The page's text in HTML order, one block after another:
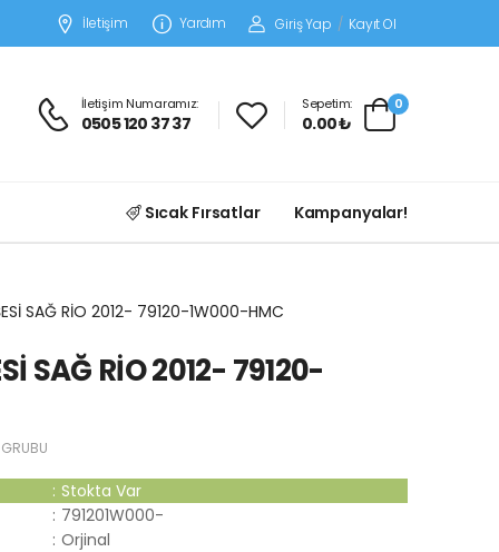
İletişim Yardım Giriş Yap / Kayıt Ol
İletişim Numaramız:
0505 120 37 37
Sepetim:
0.00 ₺
0
Sıcak Fırsatlar Kampanyalar!
SAĞ RİO 2012- 79120-1W000-HMC
SAĞ RİO 2012- 79120-
: Stokta Var
: 791201W000-
: Orjinal